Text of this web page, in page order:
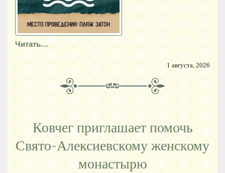
Читать…
1 августа, 2026
Ковчег приглашает помочь
Свято-Алексиевскому женскому
монастырю